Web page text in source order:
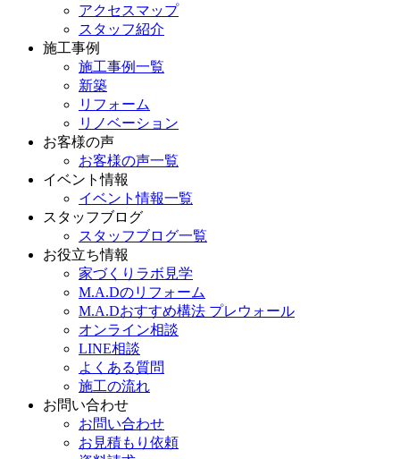
アクセスマップ
スタッフ紹介
施工事例
施工事例一覧
新築
リフォーム
リノベーション
お客様の声
お客様の声一覧
イベント情報
イベント情報一覧
スタッフブログ
スタッフブログ一覧
お役立ち情報
家づくりラボ見学
M.A.Dのリフォーム
M.A.Dおすすめ構法 プレウォール
オンライン相談
LINE相談
よくある質問
施工の流れ
お問い合わせ
お問い合わせ
お見積もり依頼